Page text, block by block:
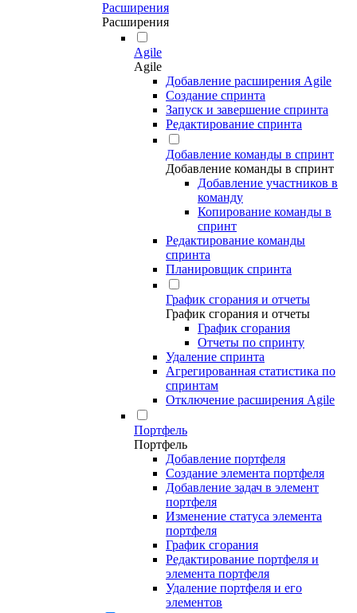
Расширения
Расширения
Agile
Agile
Добавление расширения Agile
Создание спринта
Запуск и завершение спринта
Редактирование спринта
Добавление команды в спринт
Добавление команды в спринт
Добавление участников в
команду
Копирование команды в
спринт
Редактирование команды
спринта
Планировщик спринта
График сгорания и отчеты
График сгорания и отчеты
График сгорания
Отчеты по спринту
Удаление спринта
Агрегированная статистика по
спринтам
Отключение расширения Agile
Портфель
Портфель
Добавление портфеля
Создание элемента портфеля
Добавление задач в элемент
портфеля
Изменение статуса элемента
портфеля
График сгорания
Редактирование портфеля и
элемента портфеля
Удаление портфеля и его
элементов